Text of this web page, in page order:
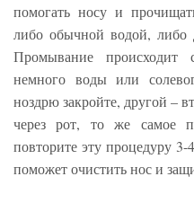
помогать носу и
либо обычной водой, либо
Промывание происходит
немного воды или
ноздрю закройте, другой –
через рот, то же самое
повторите эту процедуру
поможет очистить нос и